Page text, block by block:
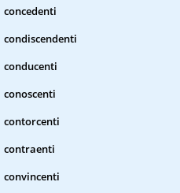
concedenti
condiscendenti
conducenti
conoscenti
contorcenti
contraenti
convincenti